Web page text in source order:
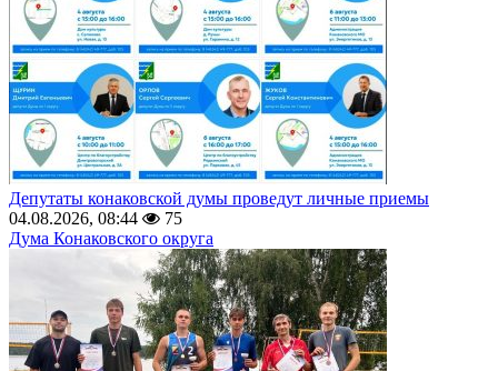
Депутаты конаковской думы проведут личные приемы
04.08.2026, 08:44
75
Дума Конаковского округа